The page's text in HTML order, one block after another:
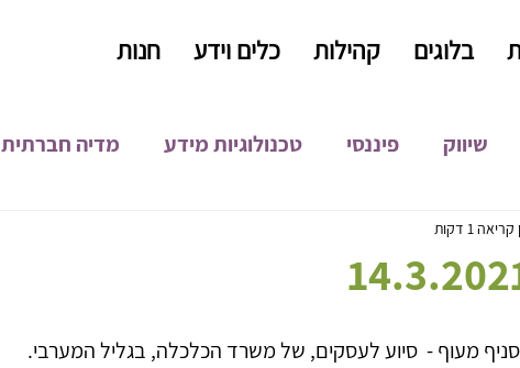
בלוגים קהילות כלים וידע חנות
שיווק פיננסי טכנולוגיות מידע מדיה חברתית
אורגני
1 דקות
מעוף -  סיוע לעסקים, של משרד הכלכלה, בגליל המערבי.